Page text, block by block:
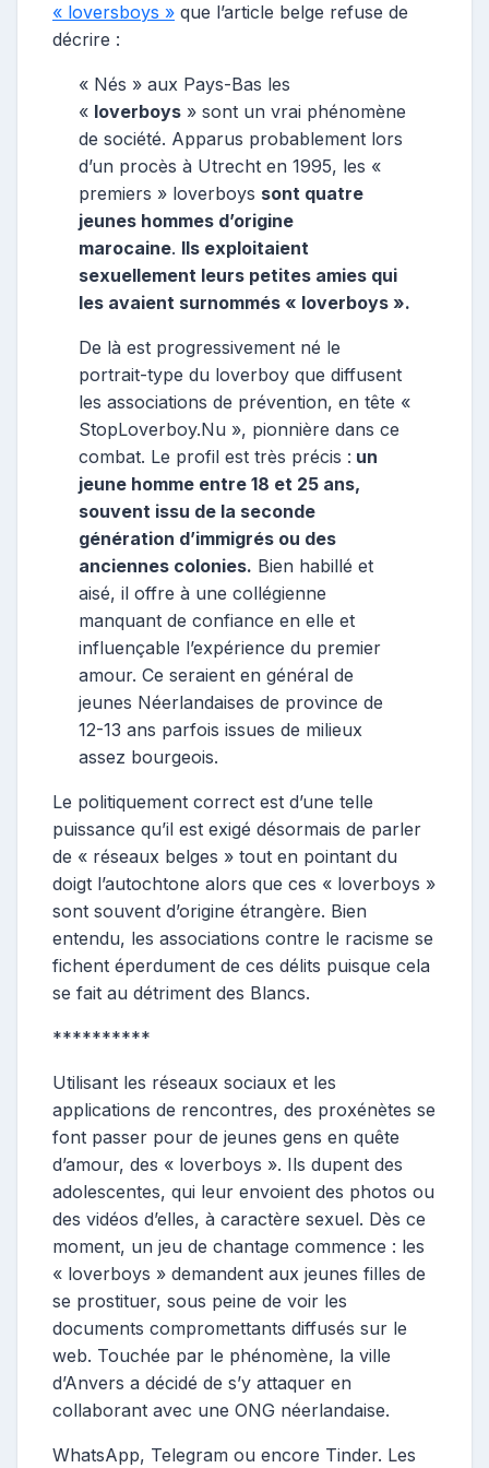
« loversboys » que l’article belge refuse de
décrire :
« Nés » aux Pays-Bas les
« loverboys » sont un vrai phénomène
de société. Apparus probablement lors
d’un procès à Utrecht en 1995, les «
premiers » loverboys sont quatre
jeunes hommes d’origine
marocaine. Ils exploitaient
sexuellement leurs petites amies qui
les avaient surnommés « loverboys ».
De là est progressivement né le
portrait-type du loverboy que diffusent
les associations de prévention, en tête «
StopLoverboy.Nu », pionnière dans ce
combat. Le profil est très précis : un
jeune homme entre 18 et 25 ans,
souvent issu de la seconde
génération d’immigrés ou des
anciennes colonies. Bien habillé et
aisé, il offre à une collégienne
manquant de confiance en elle et
influençable l’expérience du premier
amour. Ce seraient en général de
jeunes Néerlandaises de province de
12-13 ans parfois issues de milieux
assez bourgeois.
Le politiquement correct est d’une telle
puissance qu’il est exigé désormais de parler
de « réseaux belges » tout en pointant du
doigt l’autochtone alors que ces « loverboys »
sont souvent d’origine étrangère. Bien
entendu, les associations contre le racisme se
fichent éperdument de ces délits puisque cela
se fait au détriment des Blancs.
**********
Utilisant les réseaux sociaux et les
applications de rencontres, des proxénètes se
font passer pour de jeunes gens en quête
d’amour, des « loverboys ». Ils dupent des
adolescentes, qui leur envoient des photos ou
des vidéos d’elles, à caractère sexuel. Dès ce
moment, un jeu de chantage commence : les
« loverboys » demandent aux jeunes filles de
se prostituer, sous peine de voir les
documents compromettants diffusés sur le
web. Touchée par le phénomène, la ville
d’Anvers a décidé de s’y attaquer en
collaborant avec une ONG néerlandaise.
WhatsApp, Telegram ou encore Tinder. Les